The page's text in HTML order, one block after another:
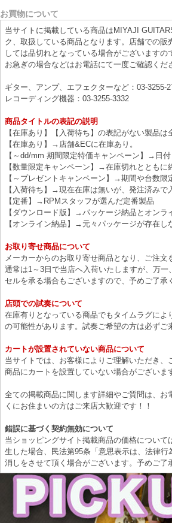
お買物について
当サイトに掲載している商品はMIYAJI
ク、取扱している商品となります。店舗での
しては品切れとなっている場合がございますの
お急ぎの場合などはお電話にて一度ご確認くだ
ギター、アンプ、エフェクターなど：03-3255-
レコーディング機器：03-3255-3332
商品タイトルの表記の説明
【在庫あり】【入荷待ち】の表記がない製品は
【在庫あり】→店舗&ECに在庫あり。
【～dd/mm 期間限定特価キャンペーン】→日
【数量限定キャンペーン】→在庫切れとともに
【～プレゼントキャンペーン】→期間や台数
【入荷待ち】→現在在庫は無いが、発注済みで
【定番】→RPMスタッフが選んだ定番製品
【ダウンロード版】→パッケージ納品とオン
【オンライン納品】→元々パッケージが存在し
お取り寄せ商品について
メーカーからのお取り寄せ商品となり、ご注文
通常は1～3日で当店へ入荷いたしますが、万
セルを承る場合もございますので、予めご了承
店頭での試奏について
在庫有りとなっている商品でもタイムラグに
の可能性があります。試奏ご希望の方は必ずご
カートが設置されていない商品について
当サイトでは、お客様によりご理解いただき
商品にカートを設置していない場合がございま
全ての掲載商品に関します詳細やご質問は、
くにお住まいの方はご来店大歓迎です！！
錯誤に基づく契約無効について
当ショッピングサイト掲載商品の価格につい
生した場合、民法第95条「意思表示は、法律
消しをさせて頂く場合がございます。予めご了